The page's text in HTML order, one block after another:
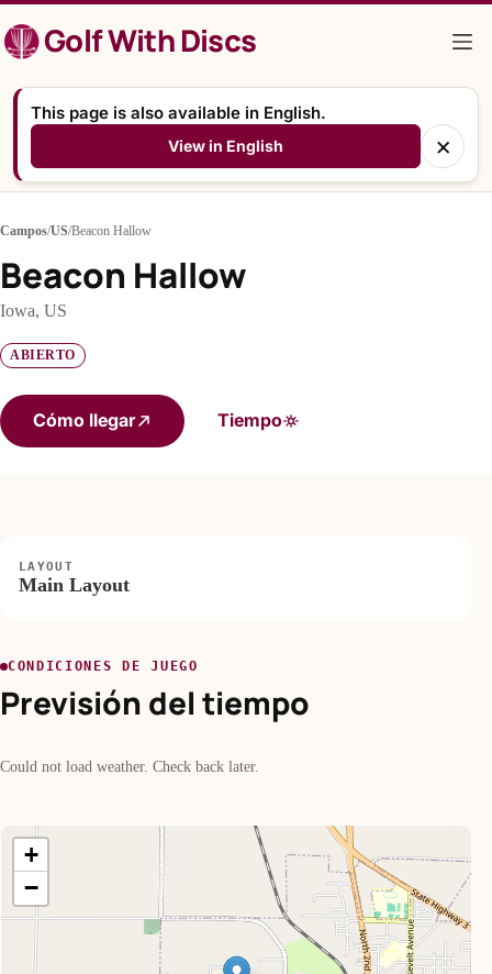
al
contenidoGolf With Discs
This page is also available in English.
View in English ×
Campos/US/Beacon Hallow
Beacon Hallow
Iowa, US
ABIERTO
Cómo llegar Tiempo
LAYOUT
Main Layout
CONDICIONES DE JUEGO
Previsión del tiempo
Could not load weather. Check back later.
+
−